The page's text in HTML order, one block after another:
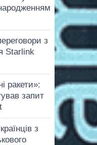
з
Starlink
ракети»:
запит
з